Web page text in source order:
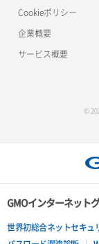
Cookieポリシー
企業概要
サービス概要
©
GMOインターネット
世界初総合ネットセキュ